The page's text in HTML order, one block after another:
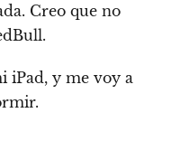
Creo que no
iPad, y me voy a